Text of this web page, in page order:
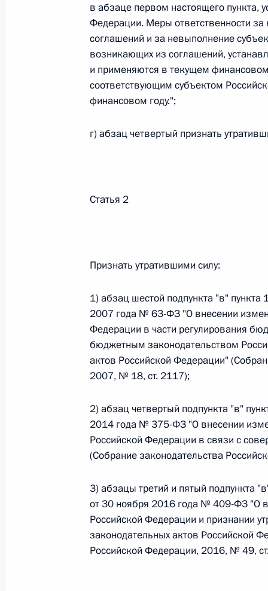
Федеральный закон от
О ратификации Соглашения между
Министров Киргизской Республики о
по вопросам внутренних дел и миграции
26 июля 2026 года
26 июля 2026 года
26 июля 2026 года
Федеральный закон от
О внесении изменения в статью 6 Закона
Федеральный закон от
26 июля 2026 года
Федеральный закон от
в абзаце первом настоящего пункта,
Федерации. Меры ответственности
соглашений и за невыполнение
возникающих из соглашений,
и применяются в текущем
соответствующим субъектом
финансовом году.";
г) абзац четвертый признать
Статья 2
Признать утратившими силу:
1) абзац шестой подпункта "в"
2007 года № 63-ФЗ "О внесении
Федерации в части регулирования
бюджетным законодательством
актов Российской Федерации"
2007, № 18, ст. 2117);
2) абзац четвертый подпункта "в"
2014 года № 375-ФЗ "О внесении
Российской Федерации в связи с
(Собрание законодательства
3) абзацы третий и пятый подпункта
от 30 ноября 2016 года № 409-ФЗ "О
Российской Федерации и признании
законодательных актов Российской
Российской Федерации, 2016, № 49,